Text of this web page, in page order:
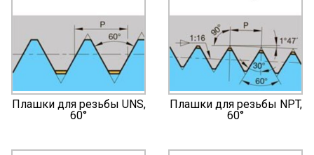
Плашки для резьбы UNS,
60°
Плашки для резьбы NPT,
60°